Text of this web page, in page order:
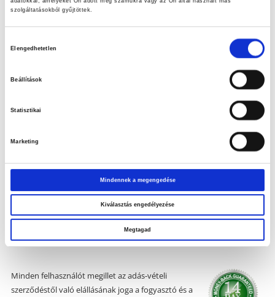
szolgáltatásokból gyűjtöttek.
Elengedhetetlen
Beállítások
Statisztikai
Marketing
Mindennek a megengedése
Kiválasztás engedélyezése
Megtagad
használatával kapcsolatban!
Elállási nyilatkozat
Minden felhasználót megillet az adás-vételi
szerződéstől való elállásának joga a fogyasztó és a